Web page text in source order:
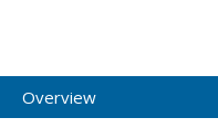
Overview